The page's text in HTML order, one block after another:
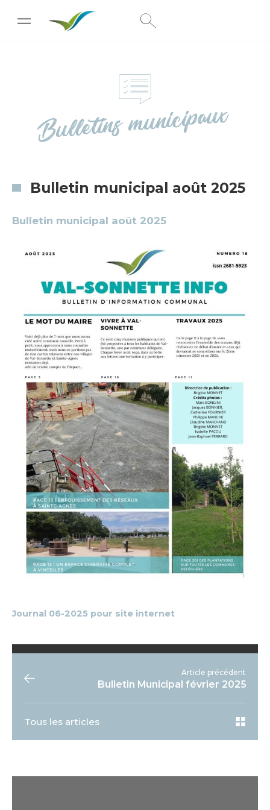
Bulletins municipaux
Bulletin municipal août 2025
Bulletin municipal août 2025
Journal 06-2025 pour site internet
Article précédent
Bulletin Municipal février 2025
Tous les articles